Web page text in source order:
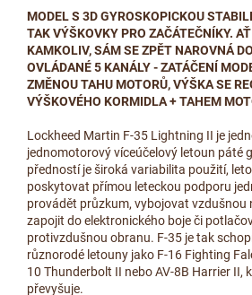
MODEL S 3D GYROSKOPICKOU
TAK VÝŠKOVKY PRO ZAČÁTEČNÍKY.
KAMKOLIV, SÁM SE ZPĚT NAROVNÁ
OVLÁDANÉ 5 KANÁLY - ZATÁČENÍ
ZMĚNOU TAHU MOTORŮ, VÝŠKA SE
VÝŠKOVÉHO KORMIDLA + TAHEM
Lockheed Martin F-35 Lightning II je
jednomotorový víceúčelový letoun páté
předností je široká variabilita použití,
poskytovat přímou leteckou podporu
provádět průzkum, vybojovat vzdušnou
zapojit do elektronického boje či
protivzdušnou obranu. F-35 je tak
různorodé letouny jako F-16 Fighting
10 Thunderbolt II nebo AV-8B Harrier II,
převyšuje.